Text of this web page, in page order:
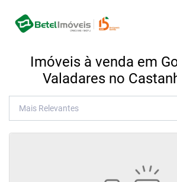
Imóveis à venda em
Valadares no